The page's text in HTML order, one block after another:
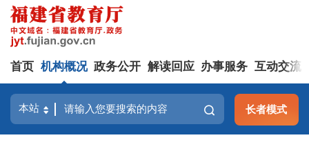
首页 机构概况 政务公开 解读回应 办事服务 互动交流
长者模式